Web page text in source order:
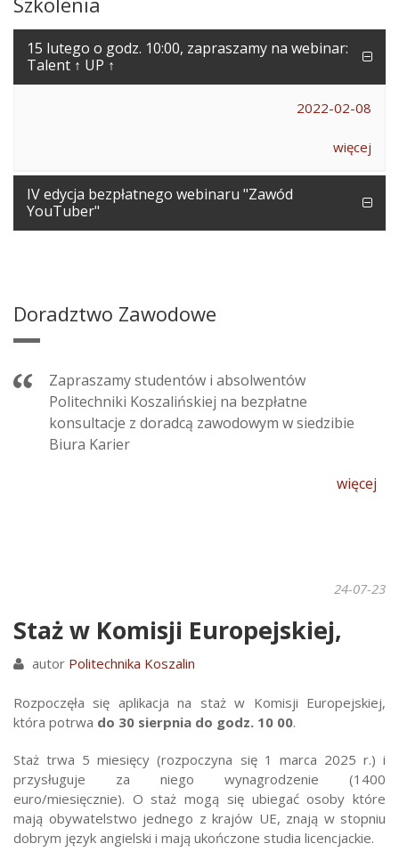
15 lutego o godz. 10:00, zapraszamy na webinar:
Talent ↑ UP ↑
2022-02-08
więcej
IV edycja bezpłatnego webinaru "Zawód
YouTuber"
Doradztwo Zawodowe
Zapraszamy studentów i absolwentów
Politechniki Koszalińskiej na bezpłatne
konsultacje z doradcą zawodowym w siedzibie
Biura Karier
więcej
24-07-23
Staż w Komisji Europejskiej,
autor Politechnika Koszalin
Rozpoczęła się aplikacja na staż w Komisji Europejskiej,
która potrwa do 30 sierpnia do godz. 10 00.
Staż trwa 5 miesięcy (rozpoczyna się 1 marca 2025 r.) i
przysługuje za niego wynagrodzenie (1400
euro/miesięcznie). O staż mogą się ubiegać osoby które
mają obywatelstwo jednego z krajów UE, znają w stopniu
dobrym język angielski i mają ukończone studia licencjackie.